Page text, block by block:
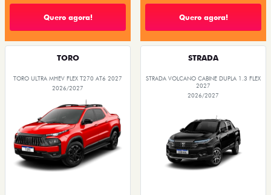
Quero agora! Quero agora!
TORO
TORO ULTRA MHEV FLEX T270 AT6 2027
2026/2027
STRADA
STRADA VOLCANO CABINE DUPLA 1.3 FLEX
2027
2026/2027